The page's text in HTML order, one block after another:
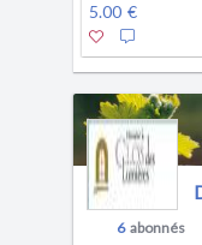
5.00 €
6abonnés